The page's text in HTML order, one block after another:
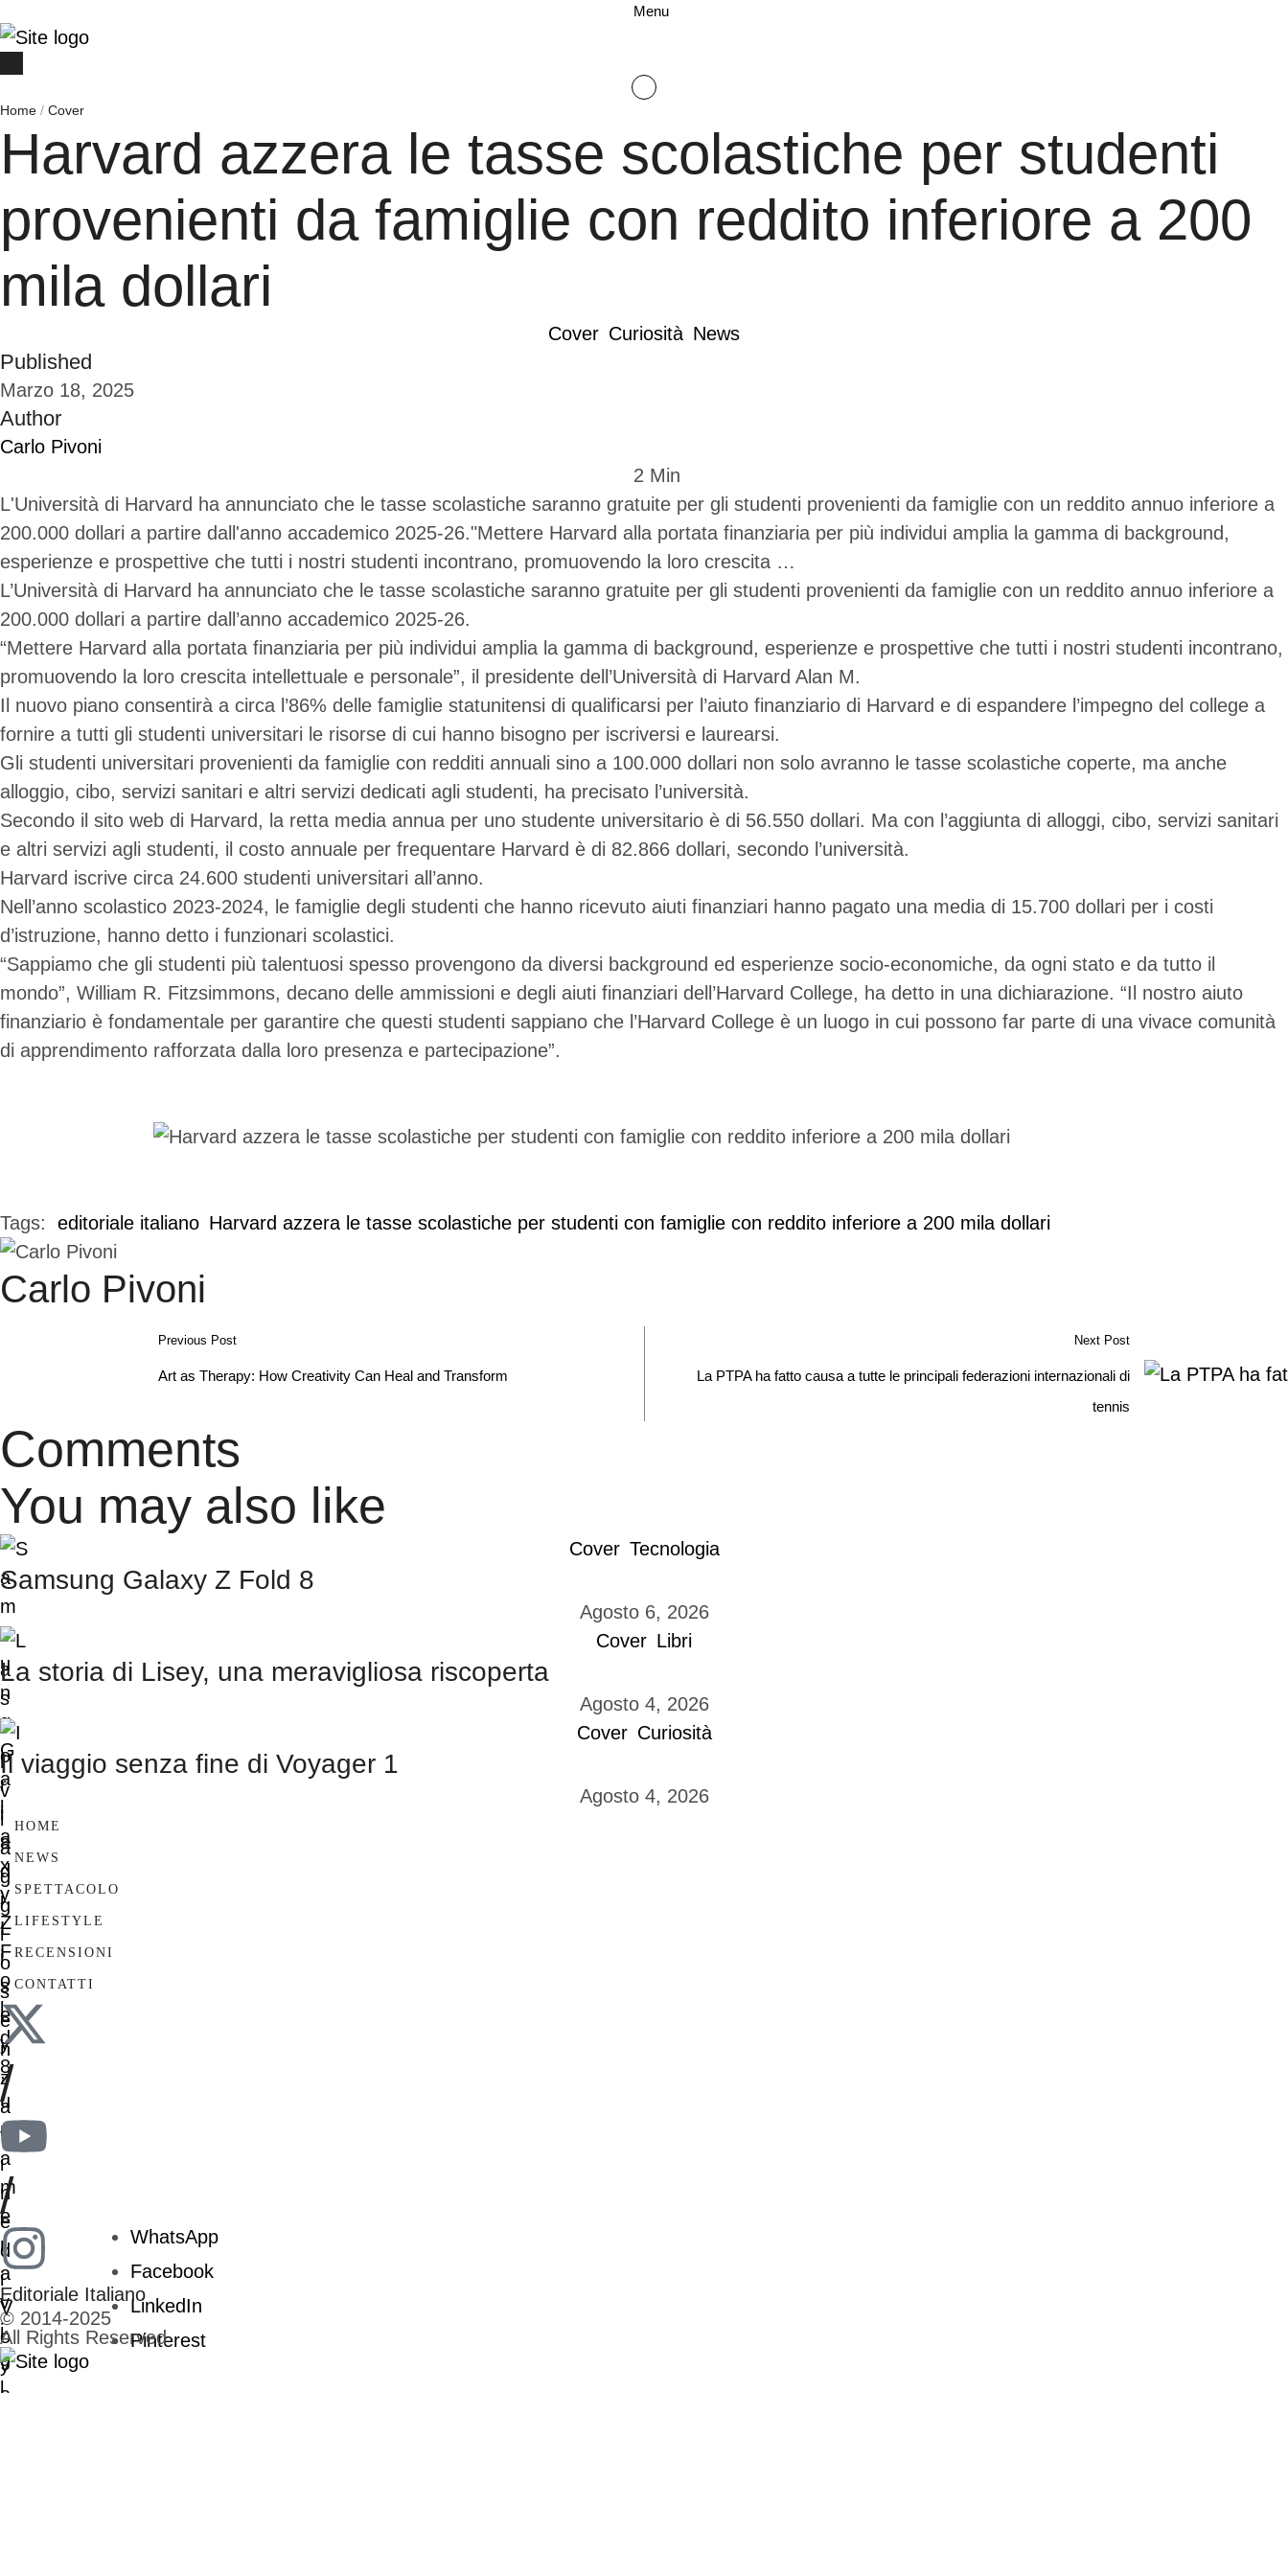
Menu
Home / Cover
Harvard azzera le tasse scolastiche per studenti
provenienti da famiglie con reddito inferiore a 200
mila dollari
Cover Curiosità News
Published
Marzo 18, 2025
Author
Carlo Pivoni
2 Min
L'Università di Harvard ha annunciato che le tasse scolastiche saranno gratuite per gli studenti provenienti da famiglie con un reddito annuo inferiore a
200.000 dollari a partire dall'anno accademico 2025-26."Mettere Harvard alla portata finanziaria per più individui amplia la gamma di background,
esperienze e prospettive che tutti i nostri studenti incontrano, promuovendo la loro crescita …
L’Università di Harvard ha annunciato che le tasse scolastiche saranno gratuite per gli studenti provenienti da famiglie con un reddito annuo inferiore a
200.000 dollari a partire dall’anno accademico 2025-26.
“Mettere Harvard alla portata finanziaria per più individui amplia la gamma di background, esperienze e prospettive che tutti i nostri studenti incontrano,
promuovendo la loro crescita intellettuale e personale”, il presidente dell’Università di Harvard Alan M.
Il nuovo piano consentirà a circa l’86% delle famiglie statunitensi di qualificarsi per l’aiuto finanziario di Harvard e di espandere l’impegno del college a
fornire a tutti gli studenti universitari le risorse di cui hanno bisogno per iscriversi e laurearsi.
Gli studenti universitari provenienti da famiglie con redditi annuali sino a 100.000 dollari non solo avranno le tasse scolastiche coperte, ma anche
alloggio, cibo, servizi sanitari e altri servizi dedicati agli studenti, ha precisato l’università.
Secondo il sito web di Harvard, la retta media annua per uno studente universitario è di 56.550 dollari. Ma con l’aggiunta di alloggi, cibo, servizi sanitari
e altri servizi agli studenti, il costo annuale per frequentare Harvard è di 82.866 dollari, secondo l’università.
Harvard iscrive circa 24.600 studenti universitari all’anno.
Nell’anno scolastico 2023-2024, le famiglie degli studenti che hanno ricevuto aiuti finanziari hanno pagato una media di 15.700 dollari per i costi
d’istruzione, hanno detto i funzionari scolastici.
“Sappiamo che gli studenti più talentuosi spesso provengono da diversi background ed esperienze socio-economiche, da ogni stato e da tutto il
mondo”, William R. Fitzsimmons, decano delle ammissioni e degli aiuti finanziari dell’Harvard College, ha detto in una dichiarazione. “Il nostro aiuto
finanziario è fondamentale per garantire che questi studenti sappiano che l’Harvard College è un luogo in cui possono far parte di una vivace comunità
di apprendimento rafforzata dalla loro presenza e partecipazione”.
Tags: editoriale italiano Harvard azzera le tasse scolastiche per studenti con famiglie con reddito inferiore a 200 mila dollari
Carlo Pivoni
Previous Post
Art as Therapy: How Creativity Can Heal and Transform
Next Post
La PTPA ha fatto causa a tutte le principali federazioni internazionali di
tennis
Comments
You may also like
Cover Tecnologia
Samsung Galaxy Z Fold 8
Agosto 6, 2026
Cover Libri
La storia di Lisey, una meravigliosa riscoperta
Agosto 4, 2026
Cover Curiosità
Il viaggio senza fine di Voyager 1
Agosto 4, 2026
HOME
NEWS
SPETTACOLO
LIFESTYLE
RECENSIONI
CONTATTI
/
/
Editoriale Italiano
© 2014-2025
All Rights Reserved
WhatsApp
Facebook
LinkedIn
Pinterest